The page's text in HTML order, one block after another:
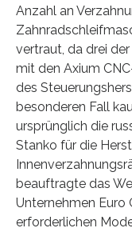
Anzahl an
vertraut, da drei
mit den Axium
des
besonderen Fall
ursprünglich die
Stanko für die
beauftragte das
Unternehmen Euro
erforderlichen